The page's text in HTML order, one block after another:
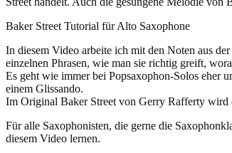
Baker Street Tutorial für Alto Saxophone
In diesem Video arbeite ich mit den Noten aus
einzelnen Phrasen, wie man sie richtig greift,
Es geht wie immer bei Popsaxophon-Solos eher
einem Glissando.
Im Original Baker Street von Gerry Rafferty wird
Für alle Saxophonisten, die gerne die
diesem Video lernen.